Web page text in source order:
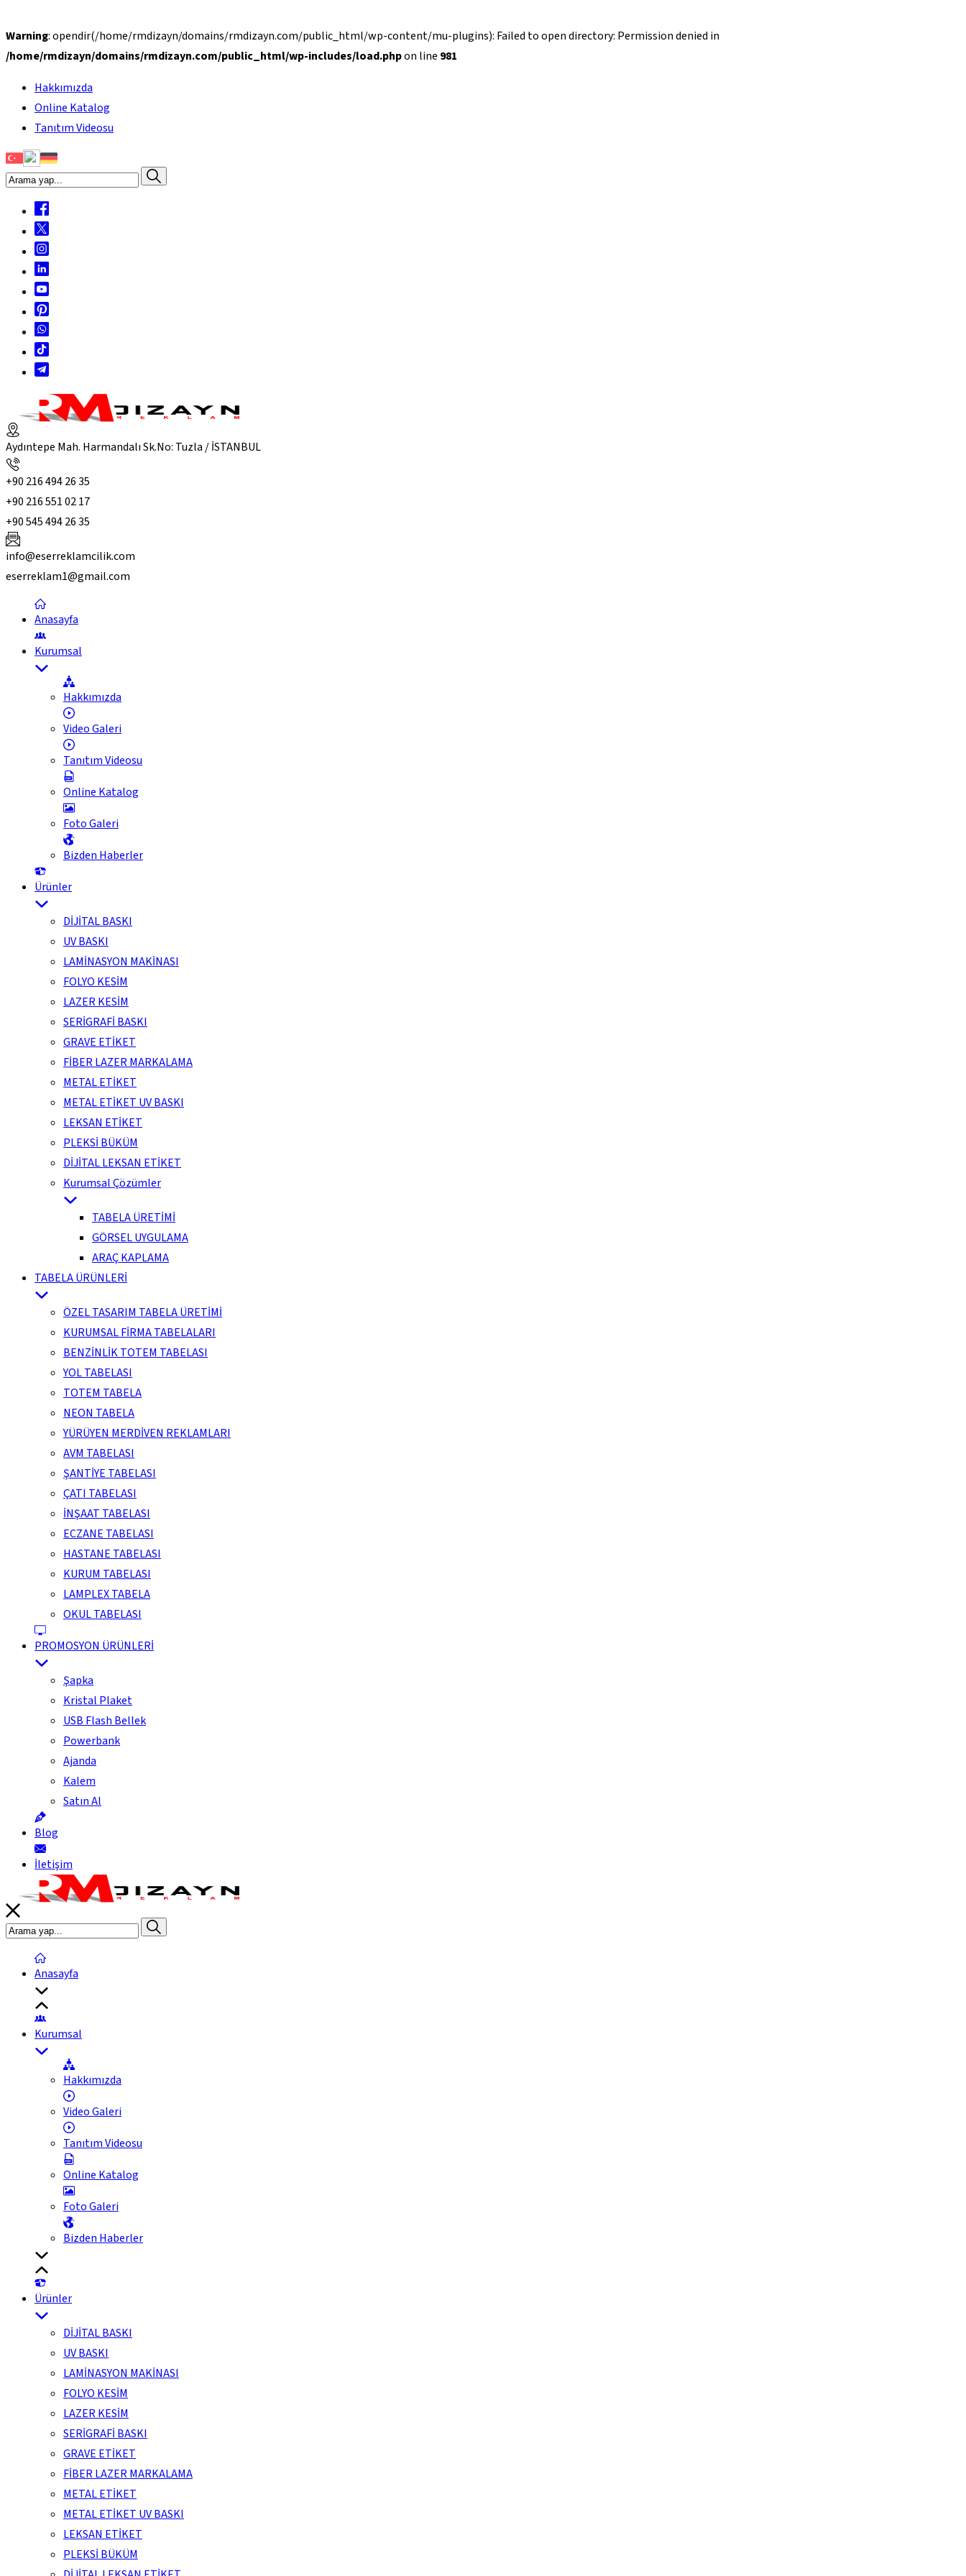
Warning: opendir(/home/rmdizayn/domains/rmdizayn.com/public_html/wp-content/mu-plugins): Failed to open directory: Permission denied in
/home/rmdizayn/domains/rmdizayn.com/public_html/wp-includes/load.phpon line 981
Hakkımızda
Online Katalog
Tanıtım Videosu
Aydıntepe Mah. Harmandalı Sk.No: Tuzla / İSTANBUL
+90 216 494 26 35
+90 216 551 02 17
+90 545 494 26 35
info@eserreklamcilik.com
eserreklam1@gmail.com
Anasayfa
Kurumsal
Hakkımızda
Video Galeri
Tanıtım Videosu
Online Katalog
Foto Galeri
Bizden Haberler
Ürünler
DİJİTAL BASKI
UV BASKI
LAMİNASYON MAKİNASI
FOLYO KESİM
LAZER KESİM
SERİGRAFİ BASKI
GRAVE ETİKET
FİBER LAZER MARKALAMA
METAL ETİKET
METAL ETİKET UV BASKI
LEKSAN ETİKET
PLEKSİ BÜKÜM
DİJİTAL LEKSAN ETİKET
Kurumsal Çözümler
TABELA ÜRETİMİ
GÖRSEL UYGULAMA
ARAÇ KAPLAMA
TABELA ÜRÜNLERİ
ÖZEL TASARIM TABELA ÜRETİMİ
KURUMSAL FİRMA TABELALARI
BENZİNLİK TOTEM TABELASI
YOL TABELASI
TOTEM TABELA
NEON TABELA
YÜRÜYEN MERDİVEN REKLAMLARI
AVM TABELASI
ŞANTİYE TABELASI
ÇATI TABELASI
İNŞAAT TABELASI
ECZANE TABELASI
HASTANE TABELASI
KURUM TABELASI
LAMPLEX TABELA
OKUL TABELASI
PROMOSYON ÜRÜNLERİ
Şapka
Kristal Plaket
USB Flash Bellek
Powerbank
Ajanda
Kalem
Satın Al
Blog
İletişim
Anasayfa
Kurumsal
Hakkımızda
Video Galeri
Tanıtım Videosu
Online Katalog
Foto Galeri
Bizden Haberler
Ürünler
DİJİTAL BASKI
UV BASKI
LAMİNASYON MAKİNASI
FOLYO KESİM
LAZER KESİM
SERİGRAFİ BASKI
GRAVE ETİKET
FİBER LAZER MARKALAMA
METAL ETİKET
METAL ETİKET UV BASKI
LEKSAN ETİKET
PLEKSİ BÜKÜM